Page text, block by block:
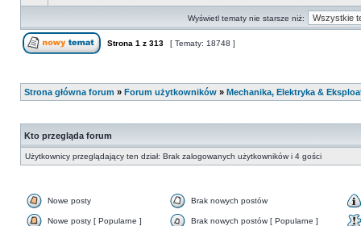
Wyświetl tematy nie starsze niż:
Strona 1 z 313 [ Tematy: 18748 ]
Strona główna forum » Forum użytkowników » Mechanika, Elektryka &
Kto przegląda forum
Użytkownicy przeglądający ten dział: Brak zalogowanych użytkowników i 4 gości
Nowe posty Brak nowych postów
Nowe posty [ Popularne ] Brak nowych postów [ Popularne ]